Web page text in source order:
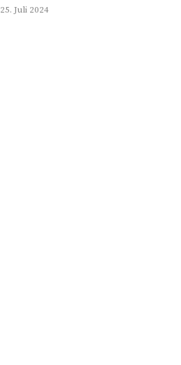
25. Juli 2024